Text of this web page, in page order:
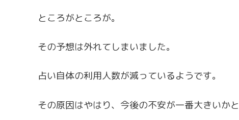
ところがところが。
その予想は外れてしまいました。
占い自体の利用人数が減っているようです。
その原因はやはり、今後の不安が一番大きいかと